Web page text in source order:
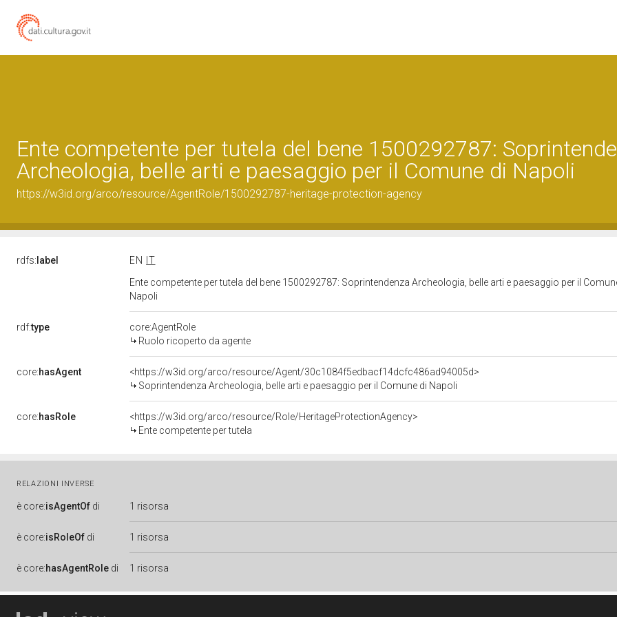
Ente competente per tutela del bene 1500292787:
Archeologia, belle arti e paesaggio per il Comune di Napoli
https://w3id.org/arco/resource/AgentRole/1500292787-heritage-protection-agency
rdfs: label EN
IT
Ente competente per tutela del bene 1500292787: Soprintendenza Archeologia, belle arti e paesaggio per il
Napoli
rdf:type
core:AgentRole
Ruolo ricoperto da agente
core:hasAgent
<https://w3id.org/arco/resource/Agent/30c1084f5edbacf14dcfc486ad94005d>
Soprintendenza Archeologia, belle arti e paesaggio per il Comune di Napoli
core:hasRole
<https://w3id.org/arco/resource/Role/HeritageProtectionAgency>
Ente competente per tutela
RELAZIONI INVERSE
è core:isAgentOf di 1 risorsa
è core:isRoleOf di 1 risorsa
è core:hasAgentRole di 1 risorsa